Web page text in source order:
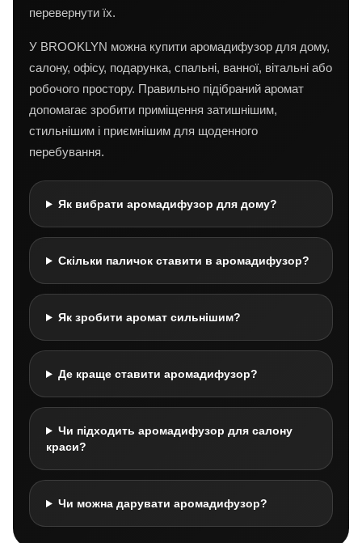
перевернути їх.
У BROOKLYN можна купити аромадифузор для дому,
салону, офісу, подарунка, спальні, ванної, вітальні або
робочого простору. Правильно підібраний аромат
допомагає зробити приміщення затишнішим,
стильнішим і приємнішим для щоденного
перебування.
Як вибрати аромадифузор для дому?
Скільки паличок ставити в аромадифузор?
Як зробити аромат сильнішим?
Де краще ставити аромадифузор?
Чи підходить аромадифузор для салону
краси?
Чи можна дарувати аромадифузор?